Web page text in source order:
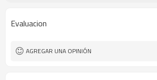
Evaluacion
AGREGAR UNA OPINIÓN